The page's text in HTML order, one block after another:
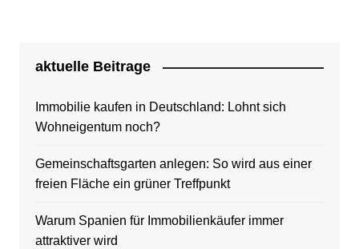
aktuelle Beitrage
Immobilie kaufen in Deutschland: Lohnt sich
Wohneigentum noch?
Gemeinschaftsgarten anlegen: So wird aus einer
freien Fläche ein grüner Treffpunkt
Warum Spanien für Immobilienkäufer immer
attraktiver wird